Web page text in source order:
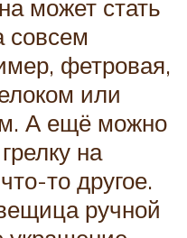
может стать
совсем
фетровая,
или
А ещё можно
на
то другое.
ручной